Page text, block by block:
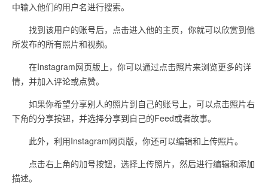
中输入他们的用户名进行搜索。
找到该用户的账号后，点击进入他的主页，你就可以欣赏到他
所发布的所有照片和视频。
在Instagram网页版上，你可以通过点击照片来浏览更多的详
情，并加入评论或点赞。
如果你希望分享别人的照片到自己的账号上，可以点击照片右
下角的分享按钮，并选择分享到自己的Feed或者故事。
此外，利用Instagram网页版，你还可以编辑和上传照片。
点击右上角的加号按钮，选择上传照片，然后进行编辑和添加
描述。